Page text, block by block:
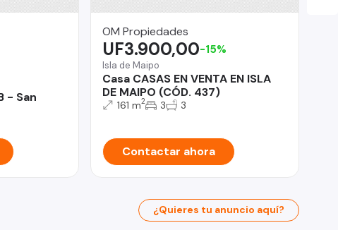
- San
OM Propiedades
Isla de Maipo
Casa CASAS EN VENTA EN ISLA
DE MAIPO (CÓD. 437)
UF3.900,00-15%
161 m2 3 3
Contactar ahora
¿Quieres tu anuncio aquí?